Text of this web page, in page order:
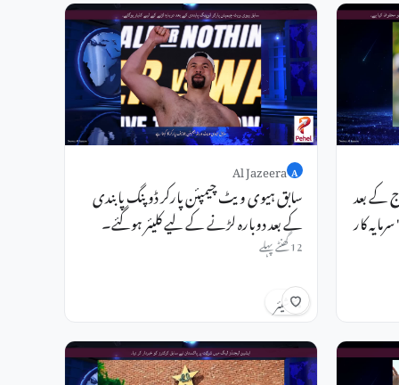
کے بعد
کار
A
Al Jazeera
سابق ہیوی ویٹ چیمپئن ⁠پارکر ڈوپنگ پابندی
کے بعد دوبارہ لڑنے کے لیے کلیئر ہوگئے۔
12 گھنٹے پہلے
شیئر